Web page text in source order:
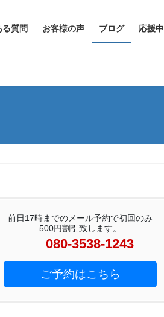
る質問 お客様の声 ブログ 応援中
前日17時までのメール予約で初回のみ
500円割引致します。
080-3538-1243
ご予約はこちら